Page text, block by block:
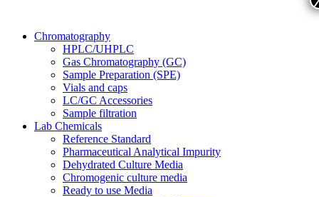
Chromatography
HPLC/UHPLC
Gas Chromatography (GC)
Sample Preparation (SPE)
Vials and caps
LC/GC Accessories
Sample filtration
Lab Chemicals
Reference Standard
Pharmaceutical Analytical Impurity
Dehydrated Culture Media
Chromogenic culture media
Ready to use Media